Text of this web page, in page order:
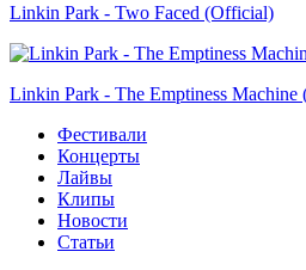
Linkin Park - Two Faced (Official)
Linkin Park - The Emptiness
Фестивали
Концерты
Лайвы
Клипы
Новости
Статьи